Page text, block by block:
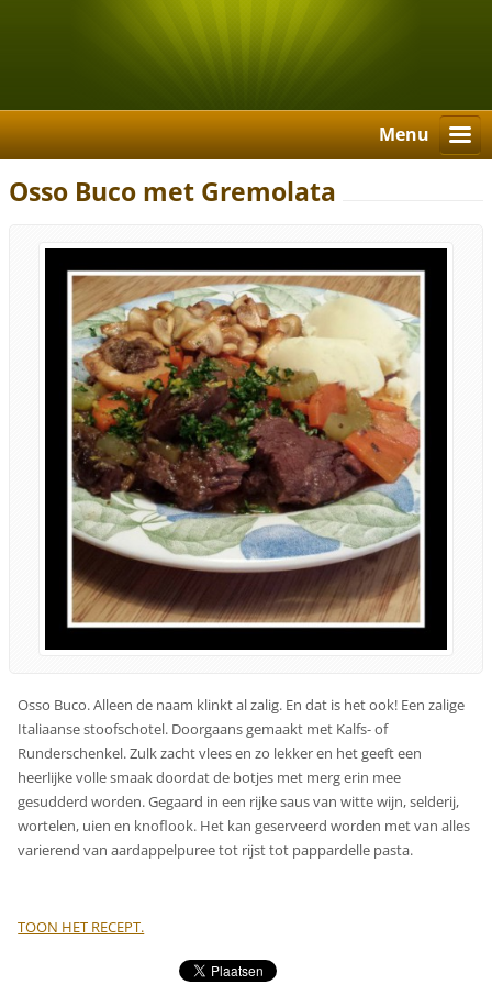
Menu
Osso Buco met Gremolata
Osso Buco. Alleen de naam klinkt al zalig. En dat is het ook! Een zalige
Italiaanse stoofschotel. Doorgaans gemaakt met Kalfs- of
Runderschenkel. Zulk zacht vlees en zo lekker en het geeft een
heerlijke volle smaak doordat de botjes met merg erin mee
gesudderd worden. Gegaard in een rijke saus van witte wijn, selderij,
wortelen, uien en knoflook. Het kan geserveerd worden met van alles
varierend van aardappelpuree tot rijst tot pappardelle pasta.
TOON HET RECEPT.